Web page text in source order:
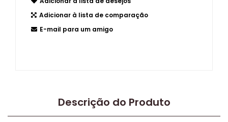
Adicionar à lista de comparação
E-mail para um amigo
Descrição do Produto